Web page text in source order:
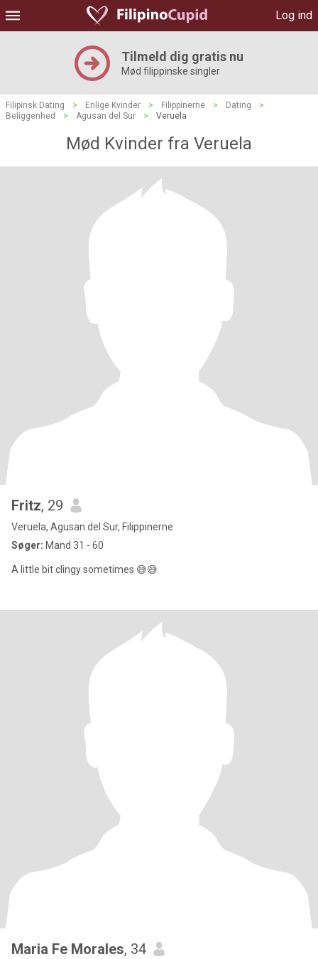
Log ind
Tilmeld dig gratis nu
Mød filippinske singler
Filipinsk Dating > Enlige Kvinder > Filippinerne > Dating
>
Beliggenhed
> Agusan del Sur > Veruela
Mød Kvinder fra Veruela
Fritz, 29
Veruela, Agusan del Sur, Filippinerne
Søger: Mand 31 - 60
A little bit clingy sometimes 😅😅
Maria Fe Morales, 34